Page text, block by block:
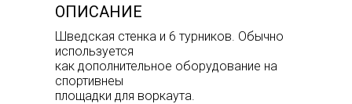
ОПИСАНИЕ
Шведская стенка и 6 турников. Обычно
используется
как дополнительное оборудование на
спортивнеы
площадки для воркаута.